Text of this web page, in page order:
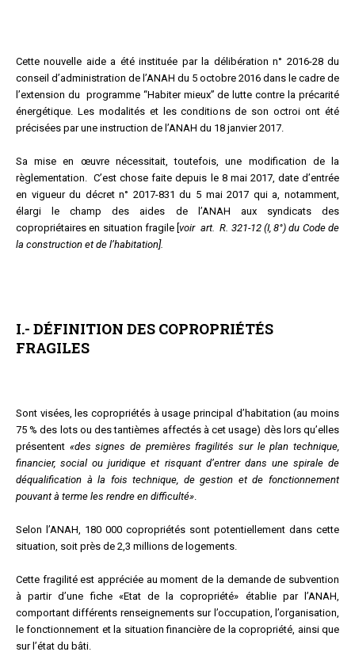
Cette nouvelle aide a été instituée par la délibération n° 2016-28 du
conseil d’administration de l’ANAH du 5 octobre 2016 dans le cadre de
l’extension du programme “Habiter mieux” de lutte contre la précarité
énergétique. Les modalités et les conditions de son octroi ont été
précisées par une instruction de l’ANAH du 18 janvier 2017.
Sa mise en œuvre nécessitait, toutefois, une modification de la
règlementation. C’est chose faite depuis le 8 mai 2017, date d’entrée
en vigueur du décret n° 2017-831 du 5 mai 2017 qui a, notamment,
élargi le champ des aides de l’ANAH aux syndicats des
copropriétaires en situation fragile [voir art. R. 321-12 (I, 8°) du Code de
la construction et de l’habitation].
I.- DÉFINITION DES COPROPRIÉTÉS
FRAGILES
Sont visées, les copropriétés à usage principal d’habitation (au moins
75 % des lots ou des tantièmes affectés à cet usage) dès lors qu’elles
présentent «des signes de premières fragilités sur le plan technique,
financier, social ou juridique et risquant d’entrer dans une spirale de
déqualification à la fois technique, de gestion et de fonctionnement
pouvant à terme les rendre en difficulté»
Selon l’ANAH, 180 000 copropriétés sont potentiellement dans cette
situation, soit près de 2,3 millions de logements.
Cette fragilité est appréciée au moment de la demande de subvention
à partir d’une fiche «Etat de la copropriété» établie par l’ANAH,
comportant différents renseignements sur l’occupation, l’organisation,
le fonctionnement et la situation financière de la copropriété, ainsi que
sur l’état du bâti.